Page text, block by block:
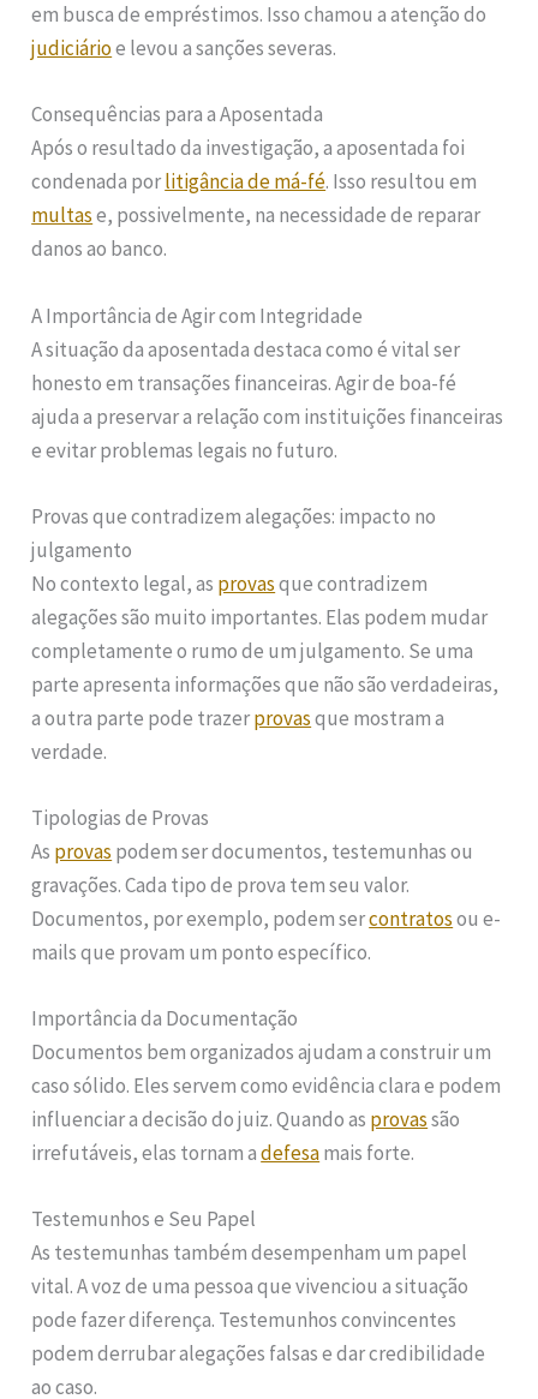
em busca de empréstimos. Isso chamou a atenção do
judiciárioe levou a sanções severas.
Consequências para a Aposentada
Após o resultado da investigação, a aposentada foi
condenada porlitigância de má-fé. Isso resultou em
multase, possivelmente, na necessidade de reparar
danos ao banco.
A Importância de Agir com Integridade
A situação da aposentada destaca como é vital ser
honesto em transações financeiras. Agir de boa-fé
ajuda a preservar a relação com instituições financeiras
e evitar problemas legais no futuro.
Provas que contradizem alegações: impacto no
julgamento
No contexto legal, as provasque contradizem
alegações são muito importantes. Elas podem mudar
completamente o rumo de um julgamento. Se uma
parte apresenta informações que não são verdadeiras,
a outra parte pode trazerprovasque mostram a
verdade.
Tipologias de Provas
As provas podem ser documentos, testemunhas ou
gravações. Cada tipo de prova tem seu valor.
Documentos, por exemplo, podem sercontratosou e-
mails que provam um ponto específico.
Importância da Documentação
Documentos bem organizados ajudam a construir um
caso sólido. Eles servem como evidência clara e podem
influenciar a decisão do juiz. Quando as provassão
irrefutáveis, elas tornam adefesamais forte.
Testemunhos e Seu Papel
As testemunhas também desempenham um papel
vital. A voz de uma pessoa que vivenciou a situação
pode fazer diferença. Testemunhos convincentes
podem derrubar alegações falsas e dar credibilidade
ao caso.